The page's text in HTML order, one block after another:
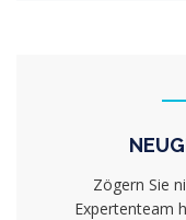
Zögern Sie
Expertenteam